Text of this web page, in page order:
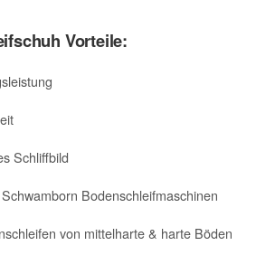
Vorteile:
Schliffbild
Bodenschleifmaschinen
von mittelharte & harte Böden